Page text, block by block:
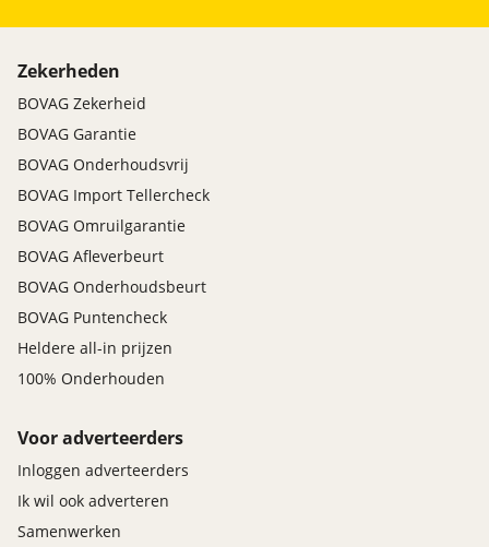
Zekerheden
BOVAG Zekerheid
BOVAG Garantie
BOVAG Onderhoudsvrij
BOVAG Import Tellercheck
BOVAG Omruilgarantie
BOVAG Afleverbeurt
BOVAG Onderhoudsbeurt
BOVAG Puntencheck
Heldere all-in prijzen
100% Onderhouden
Voor adverteerders
Inloggen adverteerders
Ik wil ook adverteren
Samenwerken